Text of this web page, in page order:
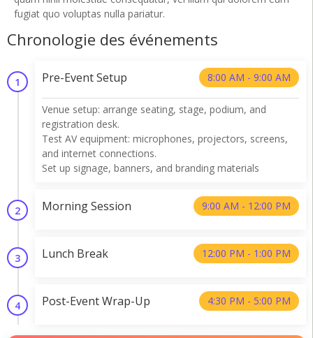
fugiat quo voluptas nulla pariatur.
Chronologie des événements
1 Pre-Event Setup 8:00 AM - 9:00 AM
Venue setup: arrange seating, stage, podium, and
registration desk.
Test AV equipment: microphones, projectors, screens,
and internet connections.
Set up signage, banners, and branding materials
2 Morning Session 9:00 AM - 12:00 PM
3 Lunch Break 12:00 PM - 1:00 PM
4 Post-Event Wrap-Up 4:30 PM - 5:00 PM